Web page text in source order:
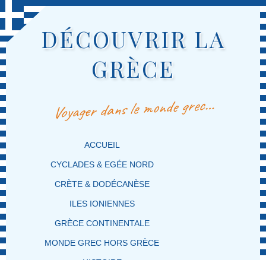
DÉCOUVRIR LA
GRÈCE
Voyager dans le monde grec…
MENU PRINCIPAL
MASQUER LA NAVIGATION PRINCIPALE
MASQUER LA NAVIGATION SECONDAIRE
ACCUEIL
CYCLADES & EGÉE NORD
CRÈTE & DODÉCANÈSE
ILES IONIENNES
GRÈCE CONTINENTALE
MONDE GREC HORS GRÈCE